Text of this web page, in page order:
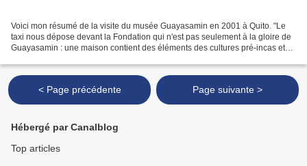
Voici mon résumé de la visite du musée Guayasamin en 2001 à Quito. "Le
taxi nous dépose devant la Fondation qui n'est pas seulement à la gloire de
Guayasamin : une maison contient des éléments des cultures pré-incas et
< Page précédente Page suivante >
Hébergé par Canalblog
Top articles